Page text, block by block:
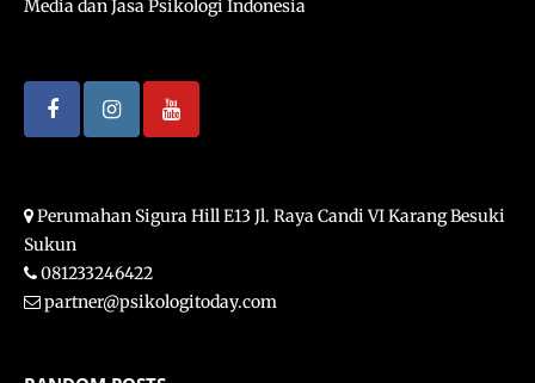
Media dan Jasa Psikologi Indonesia
Perumahan Sigura Hill E13 Jl. Raya Candi VI Karang Besuki
Sukun
081233246422
partner@psikologitoday.com